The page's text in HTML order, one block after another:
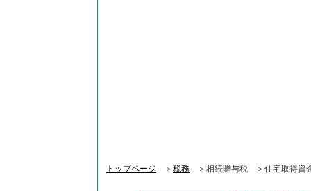
トップページ ＞ 税務 ＞相続贈与税 ＞住宅取得資